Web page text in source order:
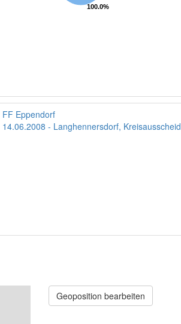
100.0%
100.0%
FF Eppendorf
14.06.2008 - Langhennersdorf, Kreisausscheid
Geoposition bearbeiten